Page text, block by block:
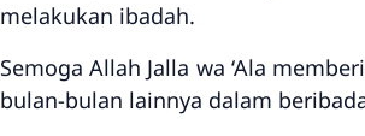
melakukan ibadah.
Semoga Allah Jalla wa ‘Ala
bulan-bulan lainnya dalam